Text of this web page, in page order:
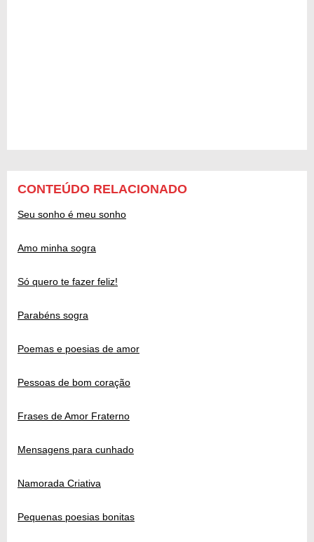
CONTEÚDO RELACIONADO
Seu sonho é meu sonho
Amo minha sogra
Só quero te fazer feliz!
Parabéns sogra
Poemas e poesias de amor
Pessoas de bom coração
Frases de Amor Fraterno
Mensagens para cunhado
Namorada Criativa
Pequenas poesias bonitas